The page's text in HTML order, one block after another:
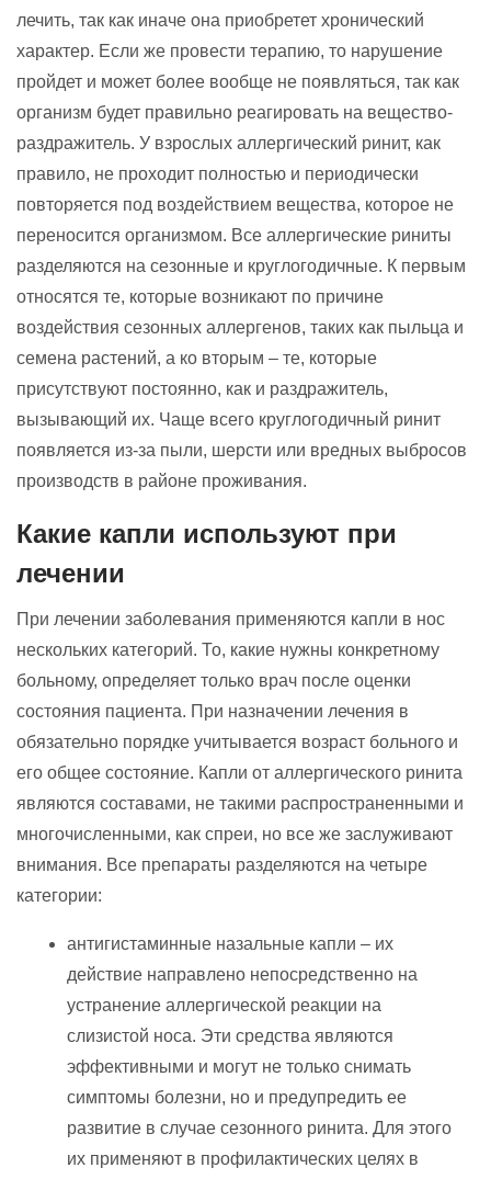
лечить, так как иначе она приобретет хронический
характер. Если же провести терапию, то нарушение
пройдет и может более вообще не появляться, так как
организм будет правильно реагировать на вещество-
раздражитель. У взрослых аллергический ринит, как
правило, не проходит полностью и периодически
повторяется под воздействием вещества, которое не
переносится организмом. Все аллергические риниты
разделяются на сезонные и круглогодичные. К первым
относятся те, которые возникают по причине
воздействия сезонных аллергенов, таких как пыльца и
семена растений, а ко вторым – те, которые
присутствуют постоянно, как и раздражитель,
вызывающий их. Чаще всего круглогодичный ринит
появляется из-за пыли, шерсти или вредных выбросов
производств в районе проживания.
Какие капли используют при
лечении
При лечении заболевания применяются капли в нос
нескольких категорий. То, какие нужны конкретному
больному, определяет только врач после оценки
состояния пациента. При назначении лечения в
обязательно порядке учитывается возраст больного и
его общее состояние. Капли от аллергического ринита
являются составами, не такими распространенными и
многочисленными, как спреи, но все же заслуживают
внимания. Все препараты разделяются на четыре
категории:
антигистаминные назальные капли – их
действие направлено непосредственно на
устранение аллергической реакции на
слизистой носа. Эти средства являются
эффективными и могут не только снимать
симптомы болезни, но и предупредить ее
развитие в случае сезонного ринита. Для этого
их применяют в профилактических целях в